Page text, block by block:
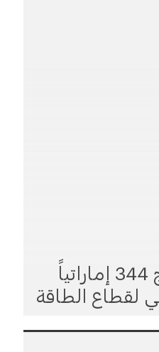
أدنوك تحتفل بتخريج 344 إماراتياً
لقطاع الطاقة